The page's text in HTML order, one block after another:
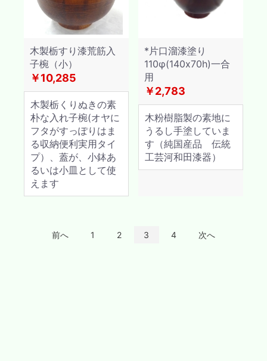
木製栃すり漆荒筋入
子椀（小）
￥10,285
木製栃くりぬきの素
朴な入れ子椀(オヤに
フタがすっぽりはま
る収納便利実用タイ
プ）、蓋が、小鉢あ
るいは小皿として使
えます
*片口溜漆塗り
110φ(140x70h)一合
用
￥2,783
木粉樹脂製の素地に
うるし手塗していま
す（純国産品 伝統
工芸河和田漆器）
前へ 1 2 3 4 次へ